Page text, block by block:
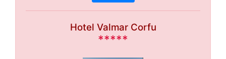
Hotel Valmar Corfu
*****